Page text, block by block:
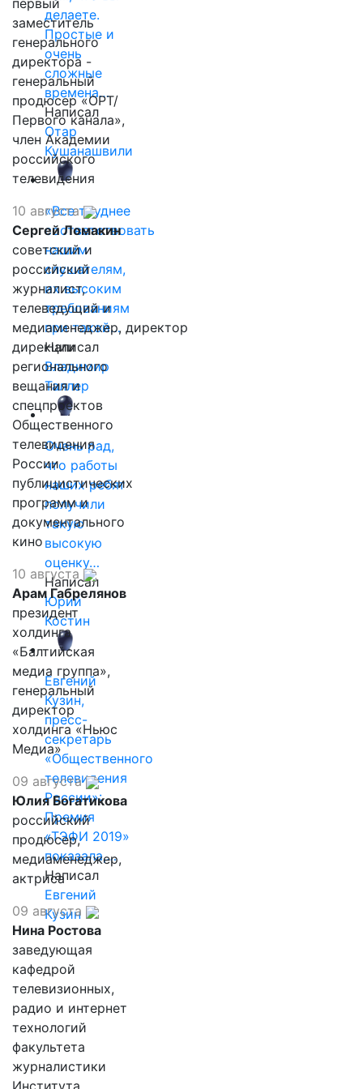
делаете.
Простые и
очень
сложные
времена…
Написал
Отар
Кушанашвили
«Все труднее
соответствовать
нашим
слушателям,
их высоким
требованиям
при такой…
Написал
Владимир
Таллер
Очень рад,
что работы
наших ребят
получили
такую
высокую
оценку…
Написал
Юрий
Костин
Евгений
Кузин,
пресс-
секретарь
«Общественного
телевидения
России»:
Премия
«ТЭФИ 2019»
показала,…
Написал
Евгений
Кузин
первый
заместитель
генерального
директора -
генеральный
продюсер «ОРТ/
Первого канала»,
член Академии
российского
телевидения
10 августа
Сергей Ломакин
советский и
российский
журналист,
телеведущий и
медиаменеджер, директор
дирекции
регионального
вещания и
спецпроектов
Общественного
телевидения
России
публицистических
программ и
документального
кино
10 августа
Арам Габрелянов
президент
холдинга
«Балтийская
медиа группа»,
генеральный
директор
холдинга «Ньюс
Медиа»
09 августа
Юлия Богатикова
российский
продюсер,
медиаменеджер,
актриса
09 августа
Нина Ростова
заведующая
кафедрой
телевизионных,
радио и интернет
технологий
факультета
журналистики
Института